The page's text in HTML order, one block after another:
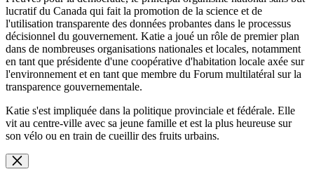
lucratif du Canada qui fait la promotion de la science et de
l'utilisation transparente des données probantes dans le processus
décisionnel du gouvernement. Katie a joué un rôle de premier plan
dans de nombreuses organisations nationales et locales, notamment
en tant que présidente d'une coopérative d'habitation locale axée sur
l'environnement et en tant que membre du Forum multilatéral sur la
transparence gouvernementale.
Katie s'est impliquée dans la politique provinciale et fédérale. Elle
vit au centre-ville avec sa jeune famille et est la plus heureuse sur
son vélo ou en train de cueillir des fruits urbains.